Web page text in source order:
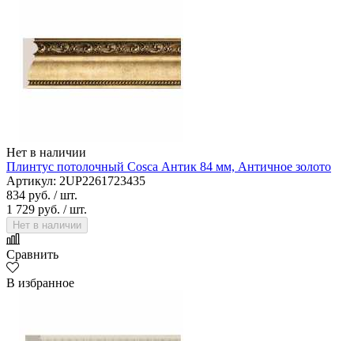
Нет в наличии
Плинтус потолочный Cosca Антик 84 мм, Античное золото
Артикул: 2UP2261723435
834 руб. / шт.
1 729 руб. / шт.
Нет в наличии
Сравнить
В избранное